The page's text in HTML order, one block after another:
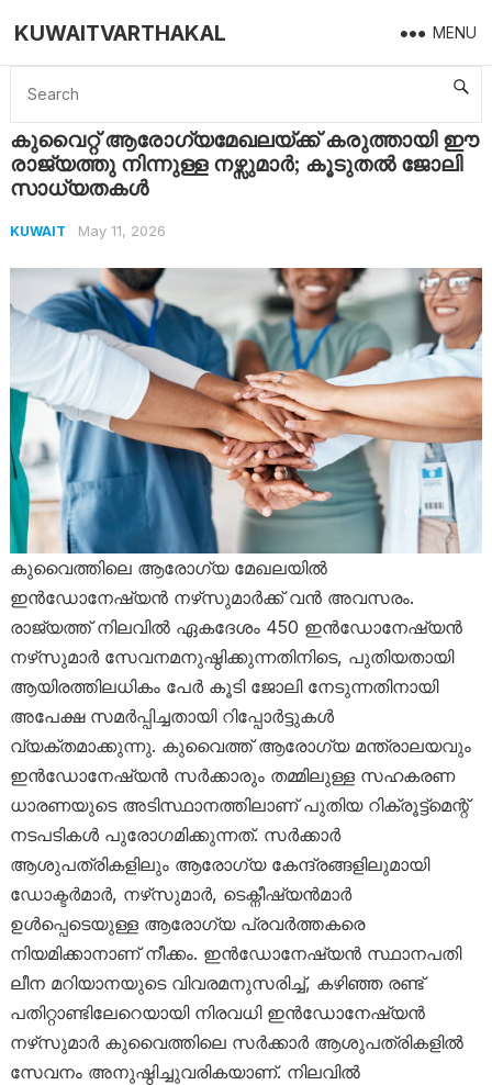
KUWAITVARTHAKAL MENU
Home Kuwait കുവൈറ്റ് ആരോഗ്യമേഖലയ്ക്ക് കരുത്തായി ഈ രാജ്യത്തു നിന്നുള്ള നഴ്സുമാർ; കൂടുതൽ ജോലി സാധ്യതകൾ
കുവൈറ്റ് ആരോഗ്യമേഖലയ്ക്ക് കരുത്തായി ഈ
രാജ്യത്തു നിന്നുള്ള നഴ്സുമാർ; കൂടുതൽ ജോലി
സാധ്യതകൾ
KUWAIT May 11, 2026
കുവൈത്തിലെ ആരോഗ്യ മേഖലയിൽ
ഇൻഡോനേഷ്യൻ നഴ്‌സുമാർക്ക് വൻ അവസരം.
രാജ്യത്ത് നിലവിൽ ഏകദേശം 450 ഇൻഡോനേഷ്യൻ
നഴ്‌സുമാർ സേവനമനുഷ്ഠിക്കുന്നതിനിടെ, പുതിയതായി
ആയിരത്തിലധികം പേർ കൂടി ജോലി നേടുന്നതിനായി
അപേക്ഷ സമർപ്പിച്ചതായി റിപ്പോർട്ടുകൾ
വ്യക്തമാക്കുന്നു. കുവൈത്ത് ആരോഗ്യ മന്ത്രാലയവും
ഇൻഡോനേഷ്യൻ സർക്കാരും തമ്മിലുള്ള സഹകരണ
ധാരണയുടെ അടിസ്ഥാനത്തിലാണ് പുതിയ റിക്രൂട്ട്മെന്റ്
നടപടികൾ പുരോഗമിക്കുന്നത്. സർക്കാർ
ആശുപത്രികളിലും ആരോഗ്യ കേന്ദ്രങ്ങളിലുമായി
ഡോക്ടർമാർ, നഴ്‌സുമാർ, ടെക്നീഷ്യൻമാർ
ഉൾപ്പെടെയുള്ള ആരോഗ്യ പ്രവർത്തകരെ
നിയമിക്കാനാണ് നീക്കം. ഇൻഡോനേഷ്യൻ സ്ഥാനപതി
ലീന മറിയാനയുടെ വിവരമനുസരിച്ച്, കഴിഞ്ഞ രണ്ട്
പതിറ്റാണ്ടിലേറെയായി നിരവധി ഇൻഡോനേഷ്യൻ
നഴ്‌സുമാർ കുവൈത്തിലെ സർക്കാർ ആശുപത്രികളിൽ
സേവനം അനുഷ്ഠിച്ചുവരികയാണ്. നിലവിൽ